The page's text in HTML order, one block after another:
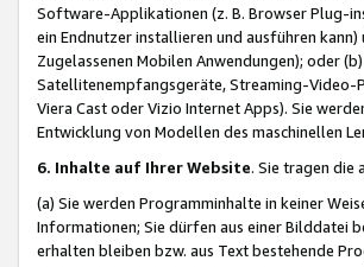
Software-Applikationen (z. B. Browser Plug-
ein Endnutzer installieren und ausführen
Zugelassenen Mobilen Anwendungen); oder
Satellitenempfangsgeräte, Streaming-Video-
Viera Cast oder Vizio Internet Apps). Sie
Entwicklung von Modellen des maschinellen
6. Inhalte auf Ihrer Website. Sie tragen die
(a) Sie werden Programminhalte in keiner
Informationen; Sie dürfen aus einer Bilddatei
erhalten bleiben bzw. aus Text bestehende